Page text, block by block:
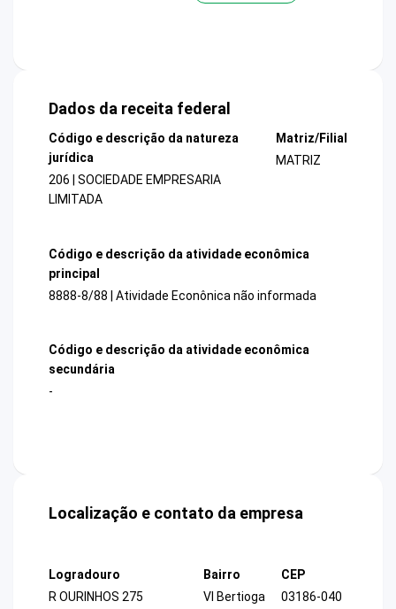
Dados da receita federal
Código e descrição da natureza
jurídica
206 | SOCIEDADE EMPRESARIA
LIMITADA
Matriz/Filial
MATRIZ
Código e descrição da atividade econômica
principal
8888-8/88 | Atividade Econônica não informada
Código e descrição da atividade econômica
secundária
-
Localização e contato da empresa
Logradouro
R OURINHOS 275
Bairro
Vl Bertioga
CEP
03186-040